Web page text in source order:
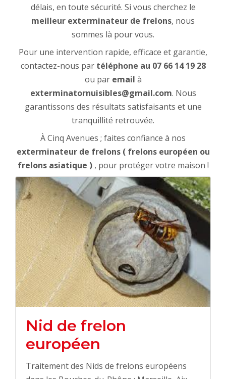
délais, en toute sécurité. Si vous cherchez le
meilleur exterminateur de frelons, nous
sommes là pour vous.
Pour une intervention rapide, efficace et garantie,
contactez-nous par téléphone au 07 66 14 19 28
ou par email à
exterminatornuisibles@gmail.com. Nous
garantissons des résultats satisfaisants et une
tranquillité retrouvée.
À Cinq Avenues ; faites confiance à nos
exterminateur de frelons ( frelons européen ou
frelons asiatique ) , pour protéger votre maison !
Nid de frelon
européen
Traitement des Nids de frelons européens